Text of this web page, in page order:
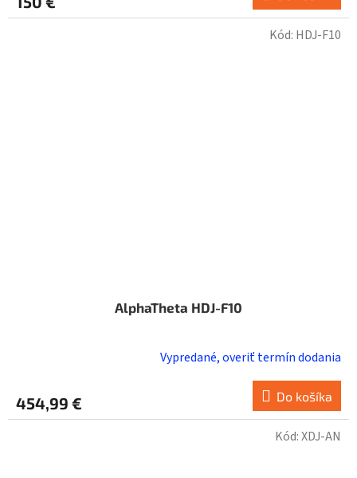
AlphaTheta HDJ-F10
Vypredané, overiť termín dodania
454,99 € Do košíka
Kód: HDJ-F10
Kód:XDJ-AN